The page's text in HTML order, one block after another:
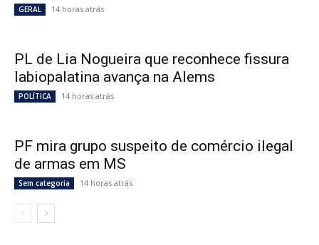
GERAL 14 horas atrás
PL de Lia Nogueira que reconhece fissura
labiopalatina avança na Alems
POLÍTICA 14 horas atrás
PF mira grupo suspeito de comércio ilegal
de armas em MS
Sem categoria 14 horas atrás